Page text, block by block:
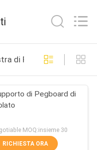
di
108
di Pegboard
di Pegboard di
MOQ:insieme 30
RICHIESTA ORA